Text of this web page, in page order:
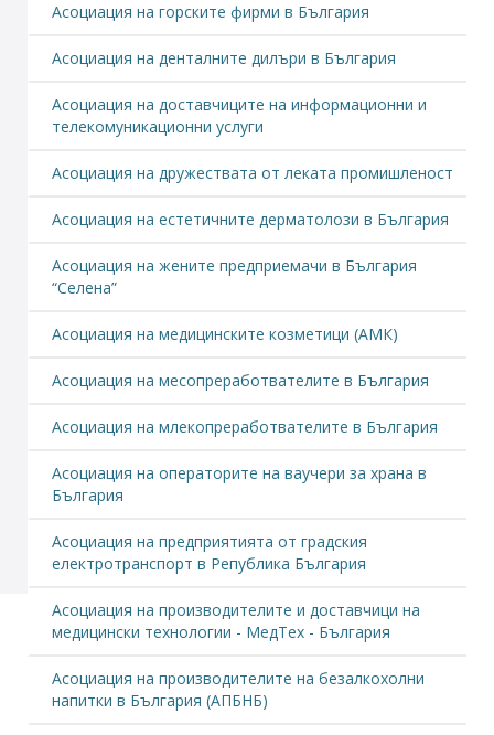
Асоциация на горските фирми в България
Асоциация на денталните дилъри в България
Асоциация на доставчиците на информационни и
телекомуникационни услуги
Асоциация на дружествата от леката промишленост
Асоциация на естетичните дерматолози в България
Асоциация на жените предприемачи в България
“Селена”
Асоциация на медицинските козметици (АМК)
Асоциация на месопреработвателите в България
Асоциация на млекопреработвателите в България
Асоциация на операторите на ваучери за храна в
България
Асоциация на предприятията от градския
електротранспорт в Република България
Асоциация на производителите и доставчици на
медицински технологии - МедТех - България
Асоциация на производителите на безалкохолни
напитки в България (АПБНБ)